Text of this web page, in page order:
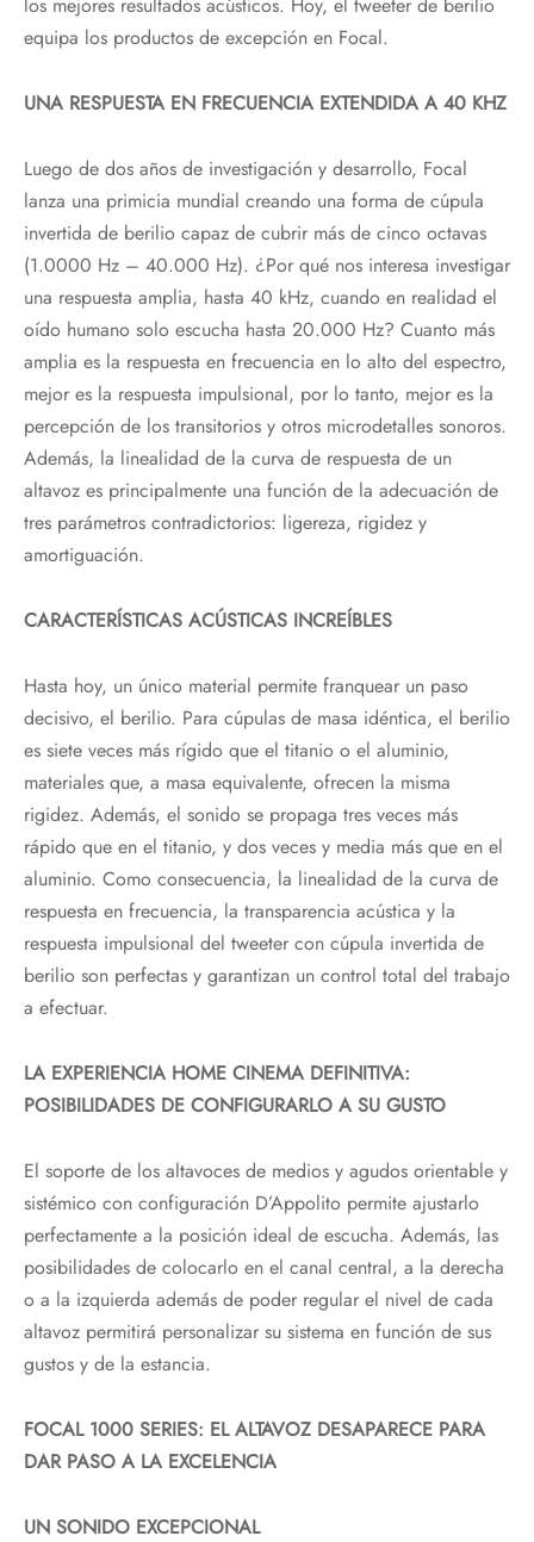
equipa los productos de excepción en Focal.
UNA RESPUESTA EN FRECUENCIA EXTENDIDA A 40 KHZ
Luego de dos años de investigación y desarrollo, Focal
lanza una primicia mundial creando una forma de cúpula
invertida de berilio capaz de cubrir más de cinco octavas
(1.0000 Hz – 40.000 Hz). ¿Por qué nos interesa investigar
una respuesta amplia, hasta 40 kHz, cuando en realidad el
oído humano solo escucha hasta 20.000 Hz? Cuanto más
amplia es la respuesta en frecuencia en lo alto del espectro,
mejor es la respuesta impulsional, por lo tanto, mejor es la
percepción de los transitorios y otros microdetalles sonoros.
Además, la linealidad de la curva de respuesta de un
altavoz es principalmente una función de la adecuación de
tres parámetros contradictorios: ligereza, rigidez y
amortiguación.
CARACTERÍSTICAS ACÚSTICAS INCREÍBLES
Hasta hoy, un único material permite franquear un paso
decisivo, el berilio. Para cúpulas de masa idéntica, el berilio
es siete veces más rígido que el titanio o el aluminio,
materiales que, a masa equivalente, ofrecen la misma
rigidez. Además, el sonido se propaga tres veces más
rápido que en el titanio, y dos veces y media más que en el
aluminio. Como consecuencia, la linealidad de la curva de
respuesta en frecuencia, la transparencia acústica y la
respuesta impulsional del tweeter con cúpula invertida de
berilio son perfectas y garantizan un control total del trabajo
a efectuar.
LA EXPERIENCIA HOME CINEMA DEFINITIVA:
POSIBILIDADES DE CONFIGURARLO A SU GUSTO
El soporte de los altavoces de medios y agudos orientable y
sistémico con configuración D’Appolito permite ajustarlo
perfectamente a la posición ideal de escucha. Además, las
posibilidades de colocarlo en el canal central, a la derecha
o a la izquierda además de poder regular el nivel de cada
altavoz permitirá personalizar su sistema en función de sus
gustos y de la estancia.
FOCAL 1000 SERIES: EL ALTAVOZ DESAPARECE PARA
DAR PASO A LA EXCELENCIA
UN SONIDO EXCEPCIONAL